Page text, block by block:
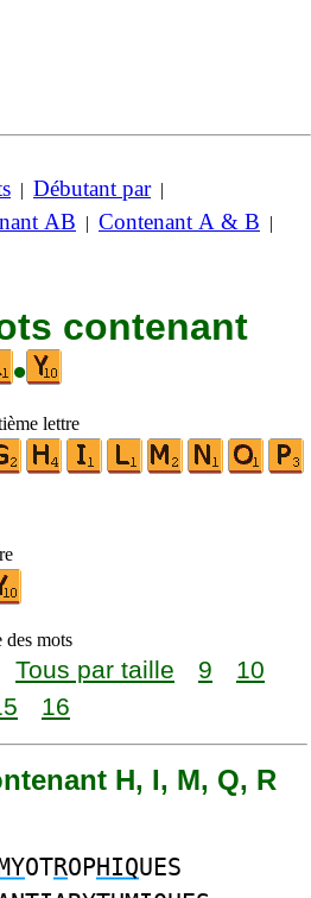
| Débutant par|
AB | Contenant A & B |
contenant
•
lettre
mots
Tous par taille 9
10
16
H, I, M, Q, R
OTROPHIQUES